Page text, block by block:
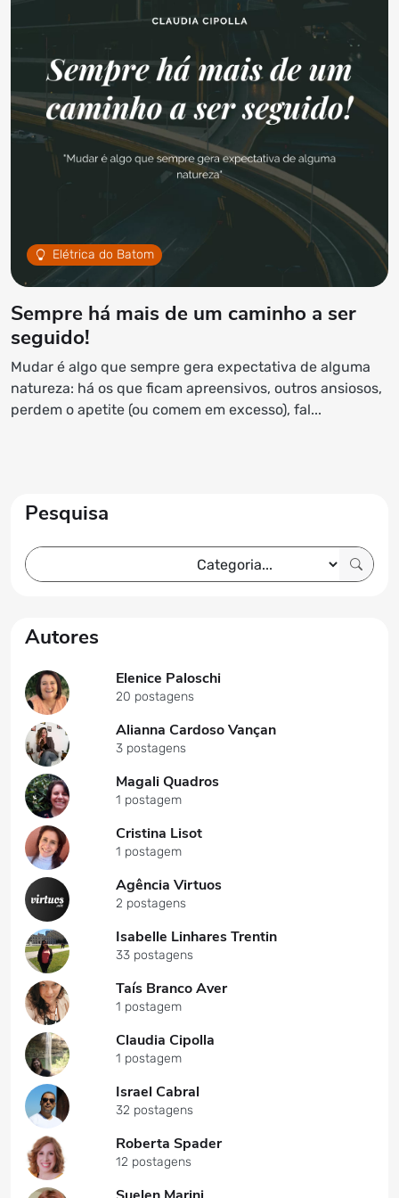
Elétrica do Batom
Sempre há mais de um caminho a ser
seguido!
Mudar é algo que sempre gera expectativa de alguma
natureza: há os que ficam apreensivos, outros ansiosos,
perdem o apetite (ou comem em excesso), fal...
Pesquisa
Autores
Elenice Paloschi
20 postagens
Alianna Cardoso Vançan
3 postagens
Magali Quadros
1 postagem
Cristina Lisot
1 postagem
Agência Virtuos
2 postagens
Isabelle Linhares Trentin
33 postagens
Taís Branco Aver
1 postagem
Claudia Cipolla
1 postagem
Israel Cabral
32 postagens
Roberta Spader
12 postagens